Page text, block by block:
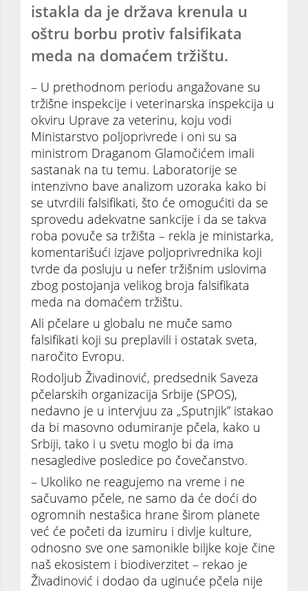
istakla da je država krenula u
oštru borbu protiv falsifikata
meda na domaćem tržištu.
– U prethodnom periodu angažovane su
tržišne inspekcije i veterinarska inspekcija u
okviru Uprave za veterinu, koju vodi
Ministarstvo poljoprivrede i oni su sa
ministrom Draganom Glamočićem imali
sastanak na tu temu. Laboratorije se
intenzivno bave analizom uzoraka kako bi
se utvrdili falsifikati, što će omogućiti da se
sprovedu adekvatne sankcije i da se takva
roba povuče sa tržišta – rekla je ministarka,
komentarišući izjave poljoprivrednika koji
tvrde da posluju u nefer tržišnim uslovima
zbog postojanja velikog broja falsifikata
meda na domaćem tržištu.
Ali pčelare u globalu ne muče samo
falsifikati koji su preplavili i ostatak sveta,
naročito Evropu.
Rodoljub Živadinović, predsednik Saveza
pčelarskih organizacija Srbije (SPOS),
nedavno je u intervjuu za „Sputnjik” istakao
da bi masovno odumiranje pčela, kako u
Srbiji, tako i u svetu moglo bi da ima
nesagledive posledice po čovečanstvo.
– Ukoliko ne reagujemo na vreme i ne
sačuvamo pčele, ne samo da će doći do
ogromnih nestašica hrane širom planete
već će početi da izumiru i divlje kulture,
odnosno sve one samonikle biljke koje čine
naš ekosistem i biodiverzitet – rekao je
Živadinović i dodao da uginuće pčela nije